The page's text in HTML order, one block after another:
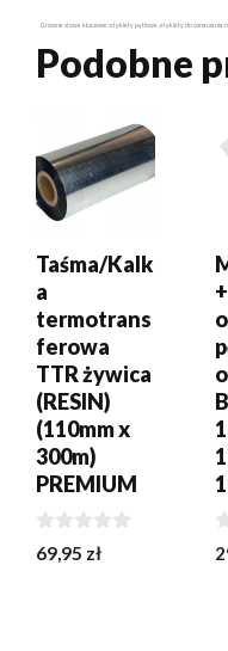
Główne słowa kluczowe: etykiety pętlowe, etykiety do
Podobne
Taśma/Kalk
a
termotrans
ferowa
TTR żywica
(RESIN)
(110mm x
300m)
PREMIUM
0
z
69,95 zł
DODAJ DO
KOSZYKA
0
z